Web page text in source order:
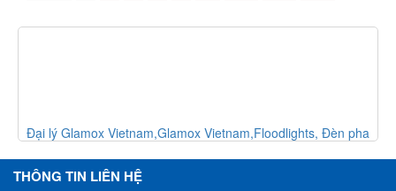
Đại lý Glamox Vietnam,Glamox Vietnam,Floodlights, Đèn pha
THÔNG TIN LIÊN HỆ